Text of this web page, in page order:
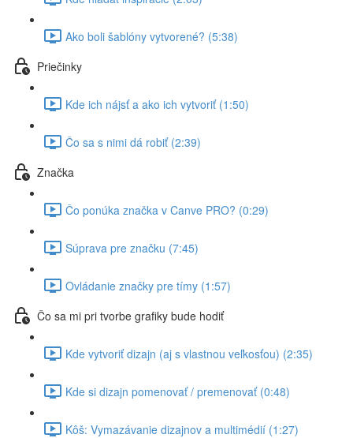
Ako boli šablóny vytvorené? (5:38)
Priečinky
Kde ich nájsť a ako ich vytvoriť (1:50)
Čo sa s nimi dá robiť (2:39)
Značka
Čo ponúka značka v Canve PRO? (0:29)
Súprava pre značku (7:45)
Ovládanie značky pre tímy (1:57)
Čo sa mi pri tvorbe grafiky bude hodiť
Kde vytvoriť dizajn (aj s vlastnou veľkosťou) (2:35)
Kde si dizajn pomenovať / premenovať (0:48)
Kôš: Vymazávanie dizajnov a multimédií (1:27)